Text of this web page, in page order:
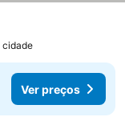
cidade
Ver preços